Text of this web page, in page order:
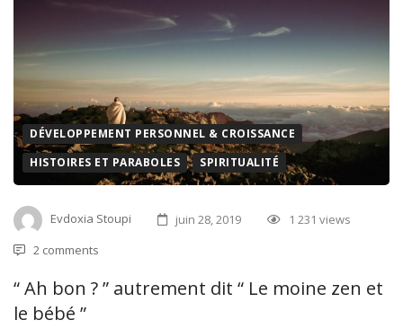
DÉVELOPPEMENT PERSONNEL & CROISSANCE
HISTOIRES ET PARABOLES
SPIRITUALITÉ
Evdoxia Stoupi juin 28, 2019
1 231 views
2 comments
“ Ah bon ? ” autrement dit “ Le moine zen et
le bébé ”